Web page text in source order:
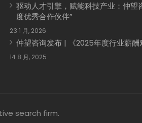
驱动人才引擎，赋能科技产业：仲望
度优秀合作伙伴”
23 1 月, 2026
仲望咨询发布 | 《2025年度行业薪酬
14 8 月, 2025
search firm.